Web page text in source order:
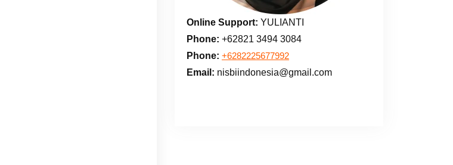
Online Support: YULIANTI
Phone: +62821 3494 3084
Phone: +6282225677992
Email: nisbiindonesia@gmail.com